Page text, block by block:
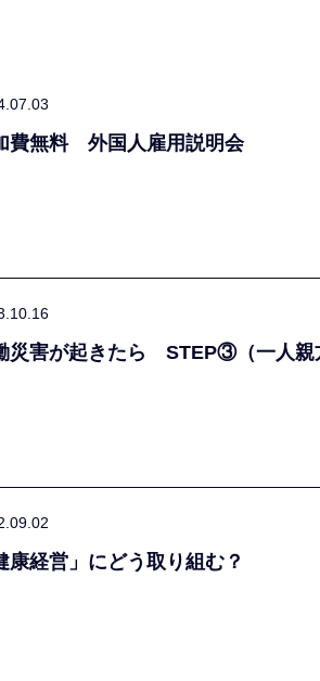
費無料 外国人雇用説明会
災害が起きたら STEP③（一人親
康経営」にどう取り組む？